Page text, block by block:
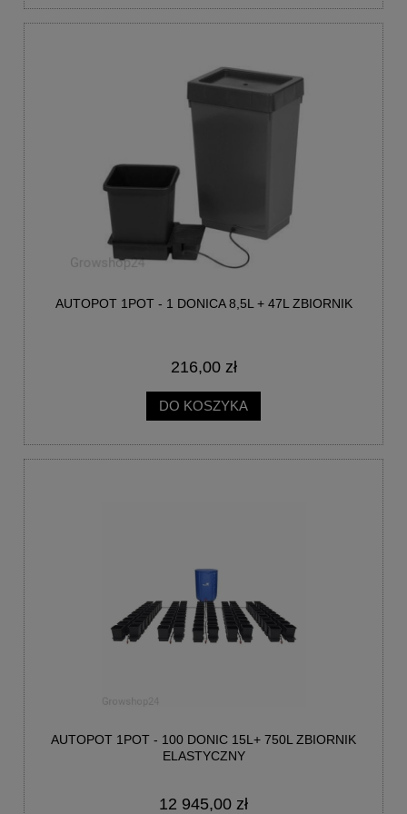
AUTOPOT 1POT - 1 DONICA 8,5L + 47L ZBIORNIK
216,00 zł
DO KOSZYKA
AUTOPOT 1POT - 100 DONIC 15L+ 750L ZBIORNIK
ELASTYCZNY
12 945,00 zł